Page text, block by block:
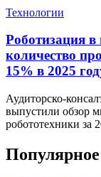
Технологии
Роботизация
количество
15% в 2025
Аудиторско-
выпустили обзор
робототехники за
Популярное